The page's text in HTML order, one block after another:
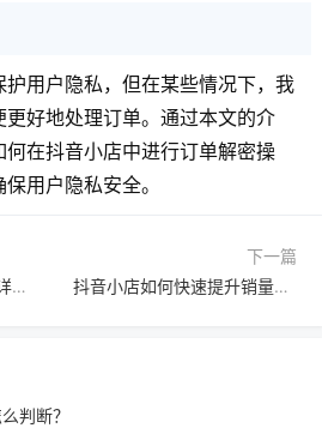
用户隐私，但在某些情况下，我
好地处理订单。通过本文的介
在抖音小店中进行订单解密操
用户隐私安全。
抖店日用百货保证金金额详解：开店需缴纳多少保证金及退还规则
下一篇
抖音小店如何快速提升销量？揭秘安全高效改销量的实用方法与技巧
判断？